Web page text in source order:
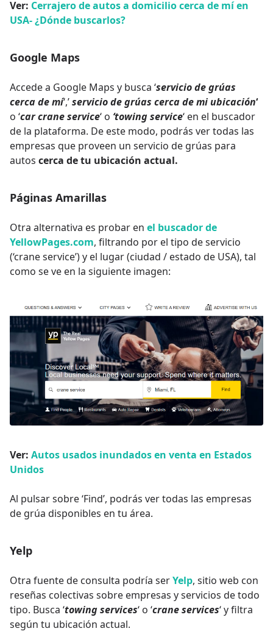
Ver: Cerrajero de autos a domicilio cerca de mí en
USA- ¿Dónde buscarlos?
Google Maps
Accede a Google Maps y busca ‘servicio de grúas
cerca de mí‘,’servicio de grúas cerca de mi ubicación‘
o ‘car crane service‘ o ‘towing service‘ en el buscador
de la plataforma. De este modo, podrás ver todas las
empresas que proveen un servicio de grúas para
autos cerca de tu ubicación actual.
Páginas Amarillas
Otra alternativa es probar en el buscador de
YellowPages.com, filtrando por el tipo de servicio
(‘crane service’) y el lugar (ciudad / estado de USA), tal
como se ve en la siguiente imagen:
Ver: Autos usados inundados en venta en Estados
Unidos
Al pulsar sobre ‘Find’, podrás ver todas las empresas
de grúa disponibles en tu área.
Yelp
Otra fuente de consulta podría serYelp, sitio web con
reseñas colectivas sobre empresas y servicios de todo
tipo. Busca ‘towing services‘ o ‘crane services‘ y filtra
según tu ubicación actual.